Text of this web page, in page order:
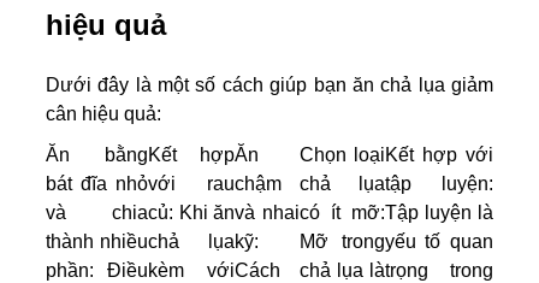
hiệu quả
Dưới đây là một số cách giúp bạn ăn chả lụa giảm
cân hiệu quả:
Ăn bằng
bát đĩa nhỏ
và chia
thành nhiều
phần: Điều
Kết hợp
với rau
củ: Khi ăn
chả lụa
kèm với
Ăn
chậm
và nhai
kỹ:
Cách
Chọn loại
chả lụa
có ít mỡ:
Mỡ trong
chả lụa là
Kết hợp với
tập luyện:
Tập luyện là
yếu tố quan
trọng trong